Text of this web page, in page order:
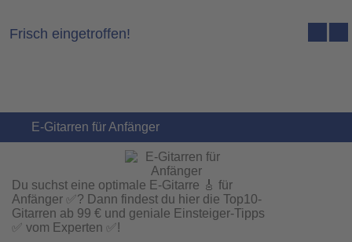
Frisch eingetroffen!
E-Gitarren für Anfänger
Du suchst eine optimale E-Gitarre 🎸 für
Anfänger ✅? Dann findest du hier die Top10-
Gitarren ab 99 € und geniale Einsteiger-Tipps
✅ vom Experten ✅!